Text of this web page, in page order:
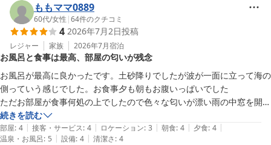
送迎バスやロビーからの景色、またお部屋の畳の香りなど、ご滞在
を楽しんでいただけた様子を伺い、安心いたしました。
テラスでの読書やエステなど、心安らぐ時間をお過ごしいただけた
なら幸いです。
一方で、夕食の内容につきましては、事前の確認が不足しており、
ご期待に添えない結果となりましたこと、深くお詫び申し上げま
す。
楽しみにされていた鯛しゃぶをご提供できず、ご不便をおかけしま
した。
ももママ0889
60代/女性 |64件のクチコミ
4 2026年7月2日投稿
レジャー 家族 2026年7月宿泊
お風呂と食事は最高、部屋の匂いが残念
お風呂が最高に良かったです。土砂降りでしたが波が一面に立って海の
側っていう感じでした。お食事夕も朝もお腹いっぱいでした
ただお部屋が食事何処の上でしたので色々な匂いが漂い雨の中窓を開け
たり閉めたりと大変でした。
続きを読む
部屋: 4 | 接客・サービス: 4 | ロケーション: 3 | 朝食: 4 | 夕食: 4 |
温泉・お風呂: 5 | 設備: 4 | 清潔さ: 4